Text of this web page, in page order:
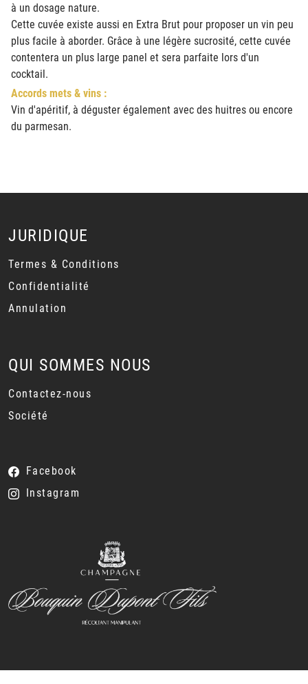
à un dosage nature.
Cette cuvée existe aussi en Extra Brut pour proposer un vin peu
plus facile à aborder. Grâce à une légère sucrosité, cette cuvée
contentera un plus large panel et sera parfaite lors d'un
cocktail.
Accords mets & vins :
Vin d'apéritif, à déguster également avec des huitres ou encore
du parmesan.
JURIDIQUE
Termes & Conditions
Confidentialité
Annulation
QUI SOMMES NOUS
Contactez-nous
Société
Facebook
Instagram